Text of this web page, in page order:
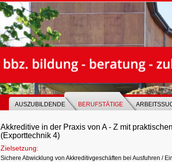
AUSZUBILDENDE BERUFSTÄTIGE
Akkreditive in der Praxis von A - Z mit
(Exporttechnik 4)
Zielsetzung:
Sichere Abwicklung von Akkreditivgeschäften bei Ausfuhren /